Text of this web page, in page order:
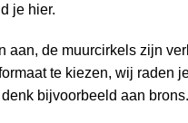
je hier.
de muurcirkels zijn
te kiezen, wij raden
bijvoorbeeld aan